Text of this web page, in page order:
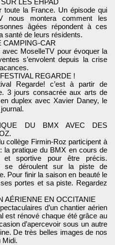
la France. Un épisode qui
nous montera comment les
âgées répondent à ces
santé de leurs résidents.
CAMPING-CAR
avec MoselleTV pour évoquer la
s’envolent depuis la crise
REGARDE !
Regarde! c’est à partir de
3 jours consacrée aux arts de
duplex avec Xavier Daney, le
DU BMX AVEC DES
collège Firmin-Roz participent à
la pratique du BMX en cours de
et sportive pour être précis.
se déroulent sur la piste de
Pour finir la saison en beauté le
portes et sa piste. Regardez
AÉRIENNE EN OCCITANIE
d’un chantier aérien
est rénové chaque été grâce au
d’apercevoir sous un autre
De très belles images de nos
Midi.